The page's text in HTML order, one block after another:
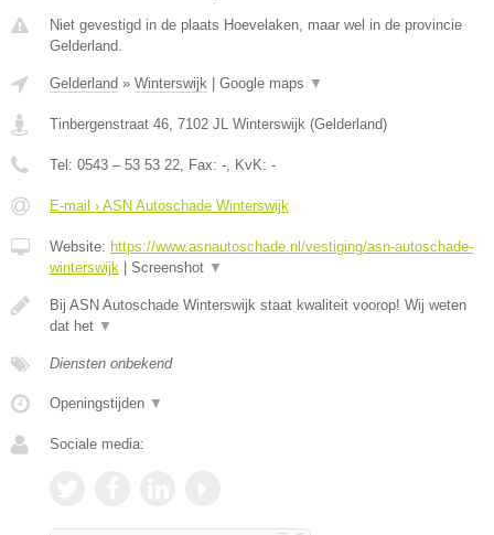
Niet gevestigd in de plaats Hoevelaken, maar wel in de provincie
Gelderland.
Gelderland » Winterswijk Google maps ▼
Tinbergenstraat 46, 7102 JL Winterswijk (Gelderland)
Tel: 0543 – 53 53 22, Fax: -, KvK: -
E-mail › ASN Autoschade Winterswijk
Website: https://www.asnautoschade.nl/vestiging/asn-autoschade-
winterswijk
Screenshot ▼
Bij ASN Autoschade Winterswijk staat kwaliteit voorop! Wij weten
dat het ▼
Diensten onbekend
Openingstijden ▼
Sociale media: